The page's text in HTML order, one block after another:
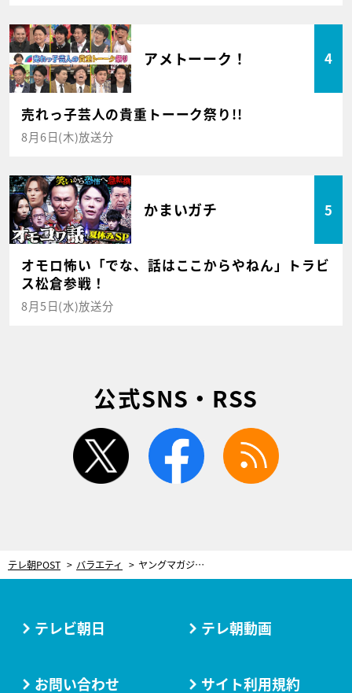
アメトーーク！ 4
売れっ子芸人の貴重トーーク祭り!!
8月6日(木)放送分
かまいガチ 5
オモロ怖い「でな、話はここからやねん」トラビ
ス松倉参戦！
8月5日(水)放送分
公式SNS・RSS
twitter facebook
テレ朝POST バラエティ ヤングマガジン芸人が集結！サバンナ高橋、ヤンマガの作品が好き過ぎてコンビ名の由来に
テレビ朝日 テレ朝動画
お問い合わせ サイト利用規約